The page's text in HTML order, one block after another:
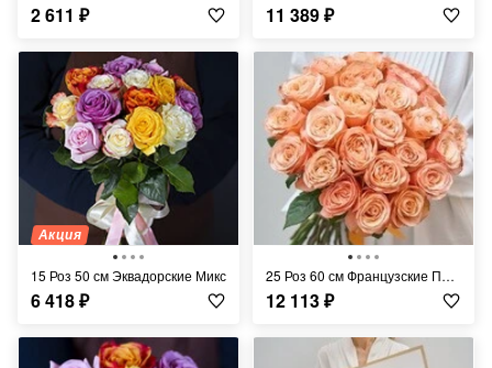
2 611 ₽ 11 389₽
Акция
15 Роз 50 см Эквадорские Микс
6 418₽
25 Роз 60 см Французские Персиковые
12 113₽